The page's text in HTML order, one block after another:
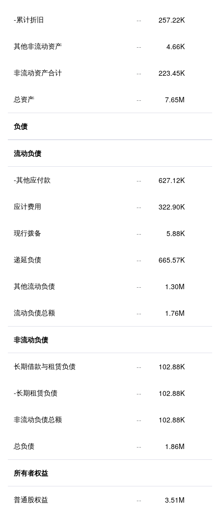
-累计折旧 -- 257.22K
其他非流动资产 -- 4.66K
非流动资产合计 -- 223.45K
总资产 -- 7.65M
负债
流动负债
-其他应付款 -- 627.12K
应计费用 -- 322.90K
现行拨备 -- 5.88K
递延负债 -- 665.57K
其他流动负债 -- 1.30M
流动负债总额 -- 1.76M
非流动负债
长期借款与租赁负债 -- 102.88K
-长期租赁负债 -- 102.88K
非流动负债总额 -- 102.88K
总负债 -- 1.86M
所有者权益
普通股权益 -- 3.51M